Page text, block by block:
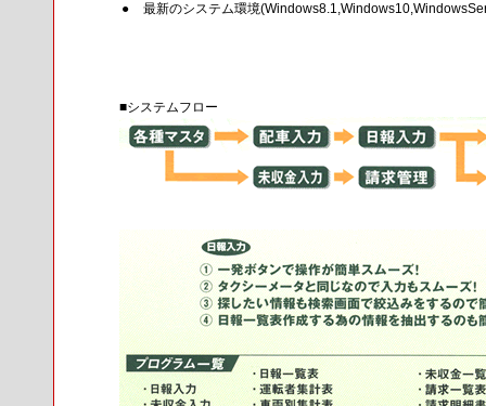
●
最新のシステム環境
■システムフロー